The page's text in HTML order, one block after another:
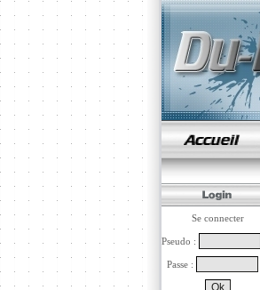
Se connecter
Pseudo :
Passe :